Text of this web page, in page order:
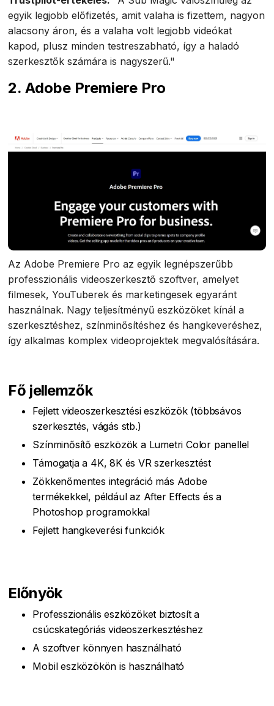
egyik legjobb előfizetés, amit valaha is fizettem, nagyon
alacsony áron, és a valaha volt legjobb videókat
kapod, plusz minden testreszabható, így a haladó
szerkesztők számára is nagyszerű."
2. Adobe Premiere Pro
Az Adobe Premiere Pro az egyik legnépszerűbb
professzionális videoszerkesztő szoftver, amelyet
filmesek, YouTuberek és marketingesek egyaránt
használnak. Nagy teljesítményű eszközöket kínál a
szerkesztéshez, színminősítéshez és hangkeveréshez,
így alkalmas komplex videoprojektek megvalósítására.
Fő jellemzők
Fejlett videoszerkesztési eszközök (többsávos
szerkesztés, vágás stb.)
Színminősítő eszközök a Lumetri Color panellel
Támogatja a 4K, 8K és VR szerkesztést
Zökkenőmentes integráció más Adobe
termékekkel, például az After Effects és a
Photoshop programokkal
Fejlett hangkeverési funkciók
Előnyök
Professzionális eszközöket biztosít a
csúcskategóriás videoszerkesztéshez
A szoftver könnyen használható
Mobil eszközökön is használható